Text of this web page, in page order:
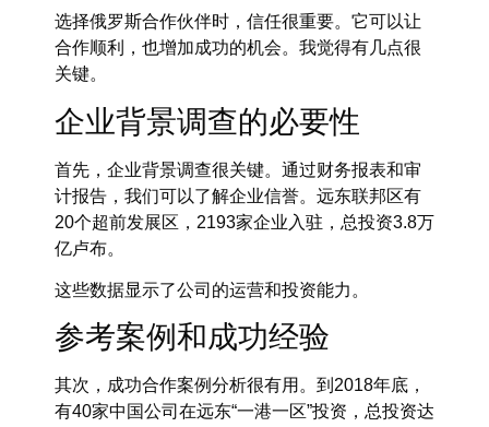
选择俄罗斯合作伙伴时，信任很重要。它可以让
合作顺利，也增加成功的机会。我觉得有几点很
关键。
企业背景调查的必要性
首先， 企业背景调查很关键。通过财务报表和审
计报告，我们可以了解企业信誉。远东联邦区有
20个超前发展区，2193家企业入驻，总投资3.8万
亿卢布。
这些数据显示了公司的运营和投资能力。
参考案例和成功经验
其次， 成功合作案例分析很有用。到2018年底，
有40家中国公司在远东“一港一区”投资，总投资达